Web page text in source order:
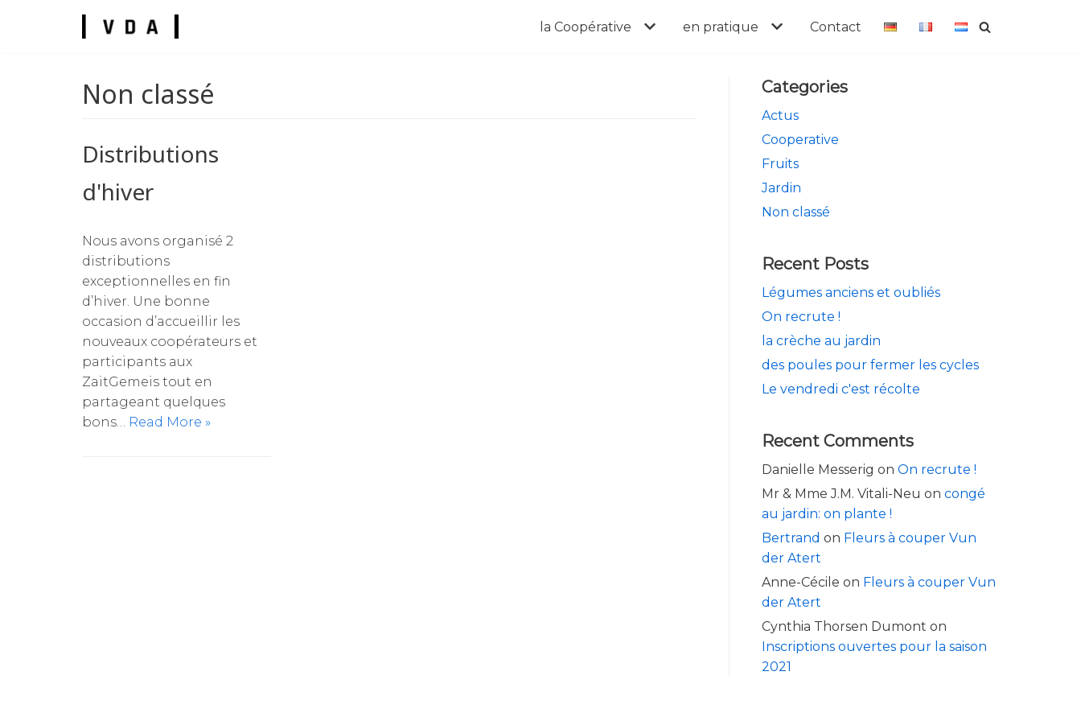
la Coopérative en pratique Contact
Non classé
Distributions
d'hiver
Nous avons organisé 2
distributions
exceptionnelles en fin
d’hiver. Une bonne
occasion d’accueillir les
nouveaux coopérateurs et
participants aux
ZaitGemeis tout en
partageant quelques
bons… Read More »
Categories
Actus
Cooperative
Fruits
Jardin
Non classé
Recent Posts
Légumes anciens et oubliés
On recrute !
la crèche au jardin
des poules pour fermer les cycles
Le vendredi c'est récolte
Recent Comments
Danielle Messerig on On recrute !
Mr & Mme J.M. Vitali-Neu on congé
au jardin: on plante !
Bertrand on Fleurs à couper Vun
der Atert
Anne-Cécile on Fleurs à couper Vun
der Atert
Cynthia Thorsen Dumont on
Inscriptions ouvertes pour la saison
2021